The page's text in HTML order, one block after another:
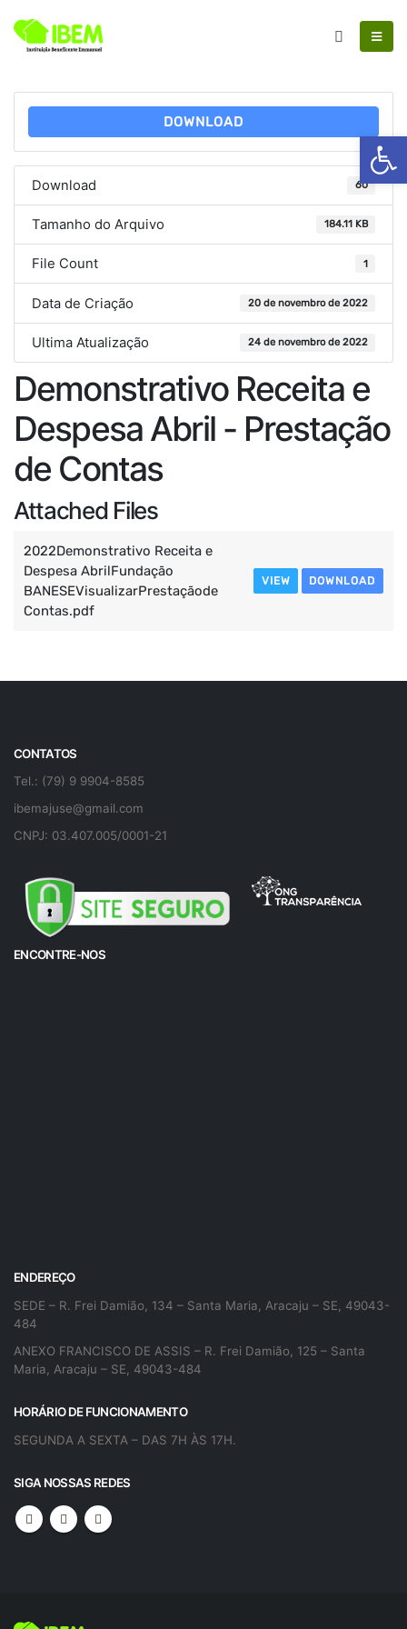
DOWNLOAD
Download 60
Tamanho do Arquivo 184.11 KB
File Count 1
Data de Criação 20 de novembro de 2022
Ultima Atualização 24 de novembro de 2022
Demonstrativo Receita e
Despesa Abril - Prestação
de Contas
Attached Files
2022Demonstrativo Receita e
Despesa AbrilFundação
BANESEVisualizarPrestaçãode
Contas.pdf
VIEW DOWNLOAD
CONTATOS
Tel.: (79) 9 9904-8585
ibemajuse@gmail.com
CNPJ: 03.407.005/0001-21
ENCONTRE-NOS
ENDEREÇO
SEDE – R. Frei Damião, 134 – Santa Maria, Aracaju – SE, 49043-
484
ANEXO FRANCISCO DE ASSIS – R. Frei Damião, 125 – Santa
Maria, Aracaju – SE, 49043-484
HORÁRIO DE FUNCIONAMENTO
SEGUNDA A SEXTA – DAS 7H ÀS 17H.
SIGA NOSSAS REDES